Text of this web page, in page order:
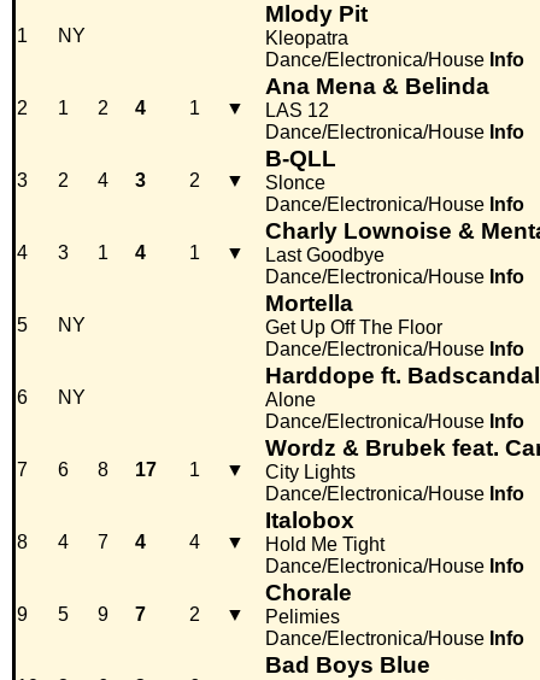
1 NY
Mlody Pit
Kleopatra
Dance/Electronica/House Info
2 1 2 4 1 ▼
Ana Mena & Belinda
LAS 12
Dance/Electronica/House Info
3 2 4 3 2 ▼
B-QLL
Slonce
Dance/Electronica/House Info
4 3 1 4 1 ▼
Charly Lownoise &
Last Goodbye
Dance/Electronica/House Info
5 NY
Mortella
Get Up Off The Floor
Dance/Electronica/House Info
6 NY
Harddope ft.
Alone
Dance/Electronica/House Info
7 6 8 17 1 ▼
Wordz & Brubek feat.
City Lights
Dance/Electronica/House Info
8 4 7 4 4 ▼
Italobox
Hold Me Tight
Dance/Electronica/House Info
9 5 9 7 2 ▼
Chorale
Pelimies
Dance/Electronica/House Info
Bad Boys Blue